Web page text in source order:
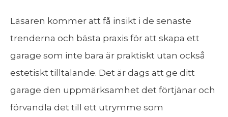
Läsaren kommer att få insikt i de senaste
trenderna och bästa praxis för att skapa ett
garage som inte bara är praktiskt utan också
estetiskt tilltalande. Det är dags att ge ditt
garage den uppmärksamhet det förtjänar och
förvandla det till ett utrymme som